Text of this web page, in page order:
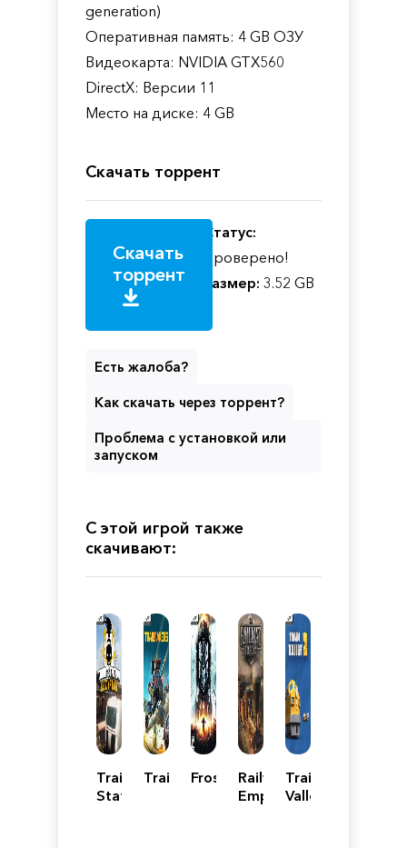
generation)
Оперативная память: 4 GB ОЗУ
Видеокарта: NVIDIA GTX560
DirectX: Версии 11
Место на диске: 4 GB
Скачать торрент
Скачать
торрент
Статус:
Проверено!
Размер: 3.52 GB
Есть жалоба?
Как скачать через торрент?
Проблема с установкой или
запуском
С этой игрой также
скачивают:
Train
Station
TrailmakersFrostpunkRailway
Empire
Train
Valley